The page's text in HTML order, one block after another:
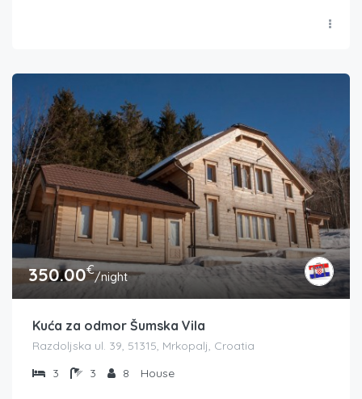
350.00€/night
Kuća za odmor Šumska Vila
Razdoljska ul. 39, 51315, Mrkopalj, Croatia
3
3 8 House